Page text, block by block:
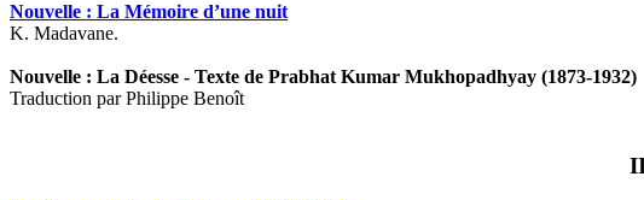
Nouvelle : La Mémoire d’une nuit
K. Madavane.
Nouvelle : La Déesse - Texte de Prabhat Kumar Mukhopadhyay (1873-1932)
Traduction par Philippe Benoît